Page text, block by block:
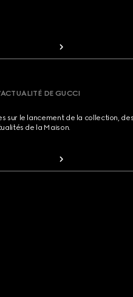
DE GUCCI
sur le lancement de la collection,
de la Maison.